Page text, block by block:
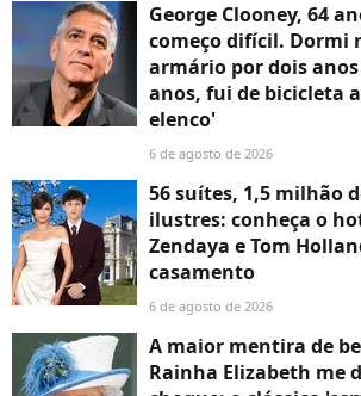
George Clooney, 64
começo difícil. Dormi
armário por dois
anos, fui de bicicleta
elenco'
6 de agosto de 2026
56 suítes, 1,5 milhão
ilustres: conheça o
Zendaya e Tom
casamento
6 de agosto de 2026
A maior mentira de
Rainha Elizabeth me